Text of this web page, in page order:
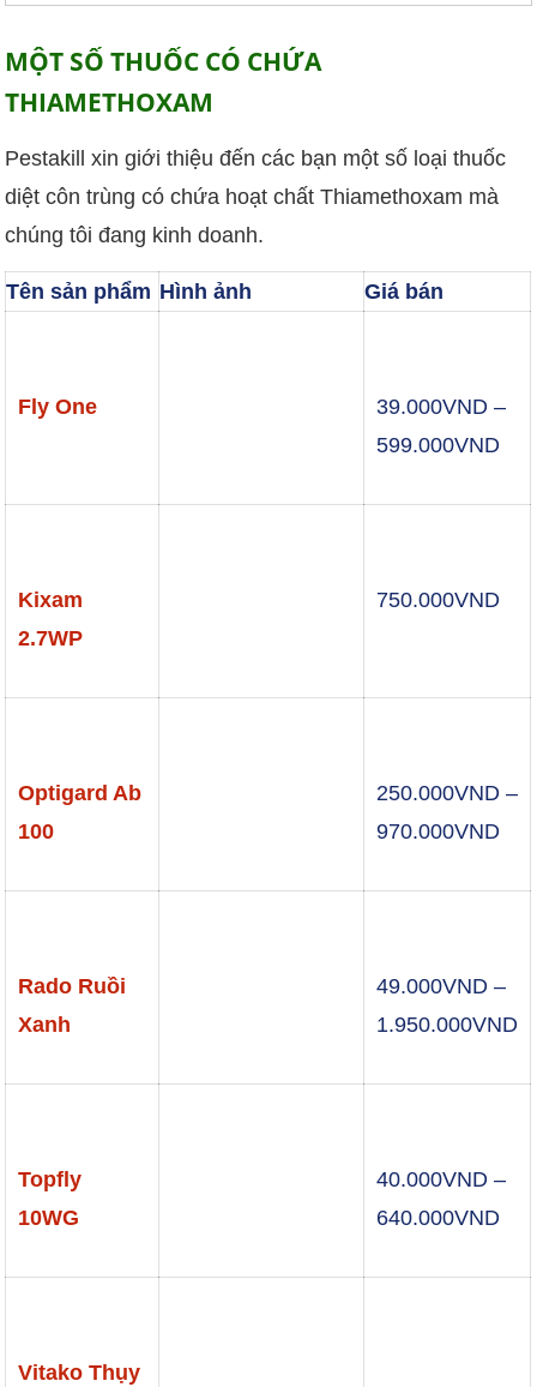
MỘT SỐ THUỐC CÓ CHỨA
THIAMETHOXAM
Pestakill xin giới thiệu đến các bạn một số loại thuốc
diệt côn trùng có chứa hoạt chất Thiamethoxam mà
chúng tôi đang kinh doanh.
Tên sản phẩm Hình ảnh Giá bán
Fly One 39.000VND –
599.000VND
đến
Kixam
2.7WP
750.000VND
Optigard Ab
100
250.000VND –
970.000VND
đến
Rado Ruồi
Xanh
49.000VND –
1.950.000VND
Topfly
10WG
40.000VND –
640.000VND
Vitako Thụy